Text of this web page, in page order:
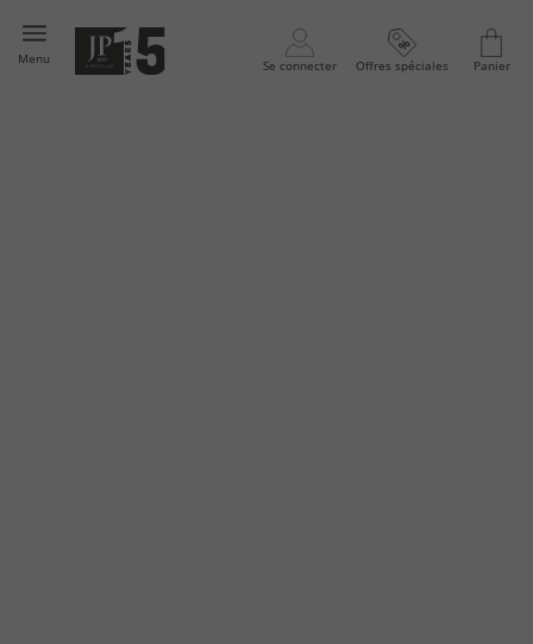
Menu Se connecter Offres spéciales Panier